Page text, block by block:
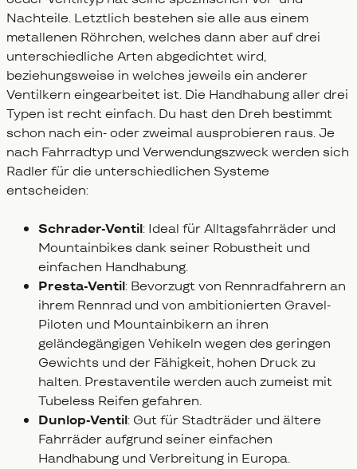
Nachteile. Letztlich bestehen sie alle aus einem
metallenen Röhrchen, welches dann aber auf drei
unterschiedliche Arten abgedichtet wird,
beziehungsweise in welches jeweils ein anderer
Ventilkern eingearbeitet ist. Die Handhabung aller drei
Typen ist recht einfach. Du hast den Dreh bestimmt
schon nach ein- oder zweimal ausprobieren raus. Je
nach Fahrradtyp und Verwendungszweck werden sich
Radler für die unterschiedlichen Systeme
entscheiden:
Schrader-Ventil: Ideal für Alltagsfahrräder und
Mountainbikes dank seiner Robustheit und
einfachen Handhabung.
Presta-Ventil: Bevorzugt von Rennradfahrern an
ihrem Rennrad und von ambitionierten Gravel-
Piloten und Mountainbikern an ihren
geländegängigen Vehikeln wegen des geringen
Gewichts und der Fähigkeit, hohen Druck zu
halten. Prestaventile werden auch zumeist mit
Tubeless Reifen gefahren.
Dunlop-Ventil: Gut für Stadträder und ältere
Fahrräder aufgrund seiner einfachen
Handhabung und Verbreitung in Europa.